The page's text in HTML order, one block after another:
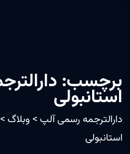
برچسب:
استانبولی
دارالترجمه رسمی آلپ > وبلاگ >
استانبولی